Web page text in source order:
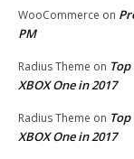
WooCommerce on
PM
Radius Theme on
XBOX One in 2017
Radius Theme on
XBOX One in 2017